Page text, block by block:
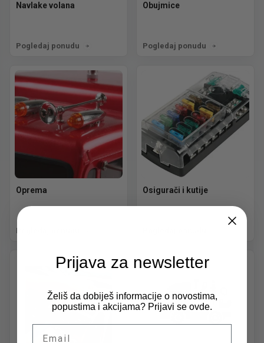
Navlake volana
Pogledaj ponudu
Obujmice
Pogledaj ponudu
Oprema
Pogledaj ponudu
Osigurači i kutije
Prijava za newsletter
Želiš da dobiješ informacije o novostima,
popustima i akcijama? Prijavi se ovde.